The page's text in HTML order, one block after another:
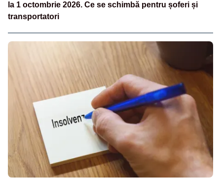
la 1 octombrie 2026. Ce se schimbă pentru șoferi și
transportatori